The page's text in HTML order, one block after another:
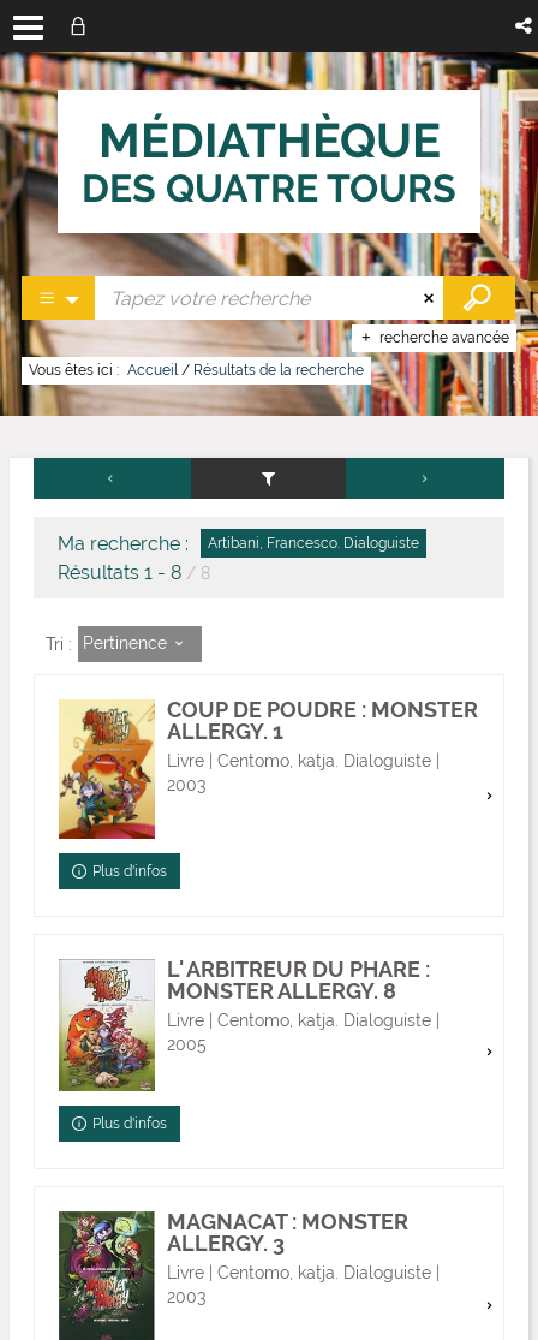
MÉDIATHÈQUE
DES QUATRE TOURS
recherche avancée
Vous êtes ici : Accueil / Résultats de la recherche
Ma recherche : Artibani, Francesco. Dialoguiste
Résultats 1 - 8 / 8
Tri : Pertinence
COUP DE POUDRE : MONSTER
ALLERGY. 1
Livre | Centomo, katja. Dialoguiste |
2003
Plus d'infos
L' ARBITREUR DU PHARE :
MONSTER ALLERGY. 8
Livre | Centomo, katja. Dialoguiste |
2005
Plus d'infos
MAGNACAT : MONSTER
ALLERGY. 3
Livre | Centomo, katja. Dialoguiste |
2003